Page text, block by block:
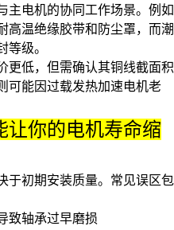
主电机的协同工作场景。例如
高温绝缘胶带和防尘罩，而潮
等级。
更低，但需确认其铜线截面积
可能因过载发热加速电机老
让你的电机寿命缩
于初期安装质量。常见误区包
致轴承过早磨损